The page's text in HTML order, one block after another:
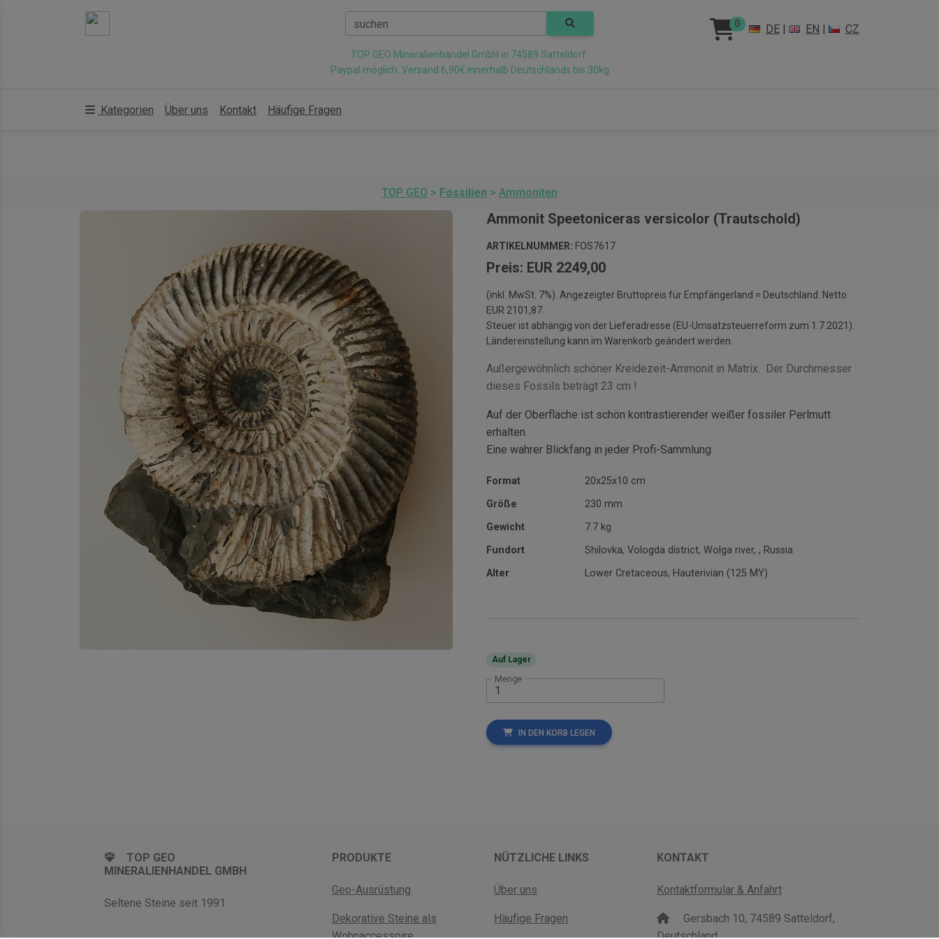
suchen 0 DE | EN | CZ
TOP GEO Mineralienhandel GmbH in 74589 Satteldorf.
Paypal möglich. Versand 6,90€ innerhalb Deutschlands bis 30kg
Kategorien Über uns Kontakt Häufige Fragen
TOP GEO > Fossilien > Ammoniten
Ammonit Speetoniceras versicolor (Trautschold)
ARTIKELNUMMER: FOS7617
Preis: EUR 2249,00
(inkl. MwSt. 7%). Angezeigter Bruttopreis für Empfängerland = Deutschland. Netto
EUR 2101,87.
Steuer ist abhängig von der Lieferadresse (EU-Umsatzsteuerreform zum 1.7.2021).
Ländereinstellung kann im Warenkorb geändert werden.
Außergewöhnlich schöner Kreidezeit-Ammonit in Matrix. Der Durchmesser
dieses Fossils beträgt 23 cm !
Auf der Oberfläche ist schön kontrastierender weißer fossiler Perlmutt
erhalten.
Eine wahrer Blickfang in jeder Profi-Sammlung
Format
20x25x10 cm
Größe
230 mm
Gewicht
7.7 kg
Fundort
Shilovka, Vologda district, Wolga river, , Russia
Alter
Lower Cretaceous, Hauterivian (125 MY)
Auf Lager
Menge
IN DEN KORB LEGEN
TOP GEO
MINERALIENHANDEL GMBH
Seltene Steine seit 1991.
PRODUKTE
Geo-Ausrüstung
Dekorative Steine als
Wohnaccessoire
NÜTZLICHE LINKS
Über uns
Häufige Fragen
KONTAKT
Kontaktformular & Anfahrt
Gersbach 10, 74589 Satteldorf,
Deutschland